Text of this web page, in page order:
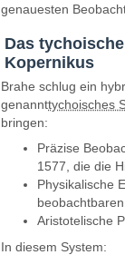
genauesten
Das
Kopernikus
Brahe schlug ein
genannttychoisches
bringen:
Präzise
1577, die die
Physikalische
Aristotelische
In diesem System: